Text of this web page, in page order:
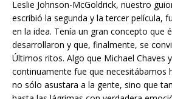
Leslie Johnson-McGoldrick, nuestro
escribió la segunda y la tercer película,
en la idea. Tenía un gran concepto que
desarrollaron y que, finalmente, se
Últimos ritos. Algo que Michael Chaves
continuamente fue que necesitábamos
no sólo asustara a la gente, sino que